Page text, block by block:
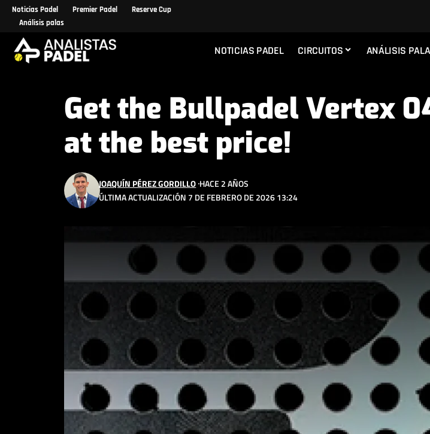
Noticias Padel Premier Padel
Reserve Cup
Análisis palas
NOTICIAS PADEL CIRCUITOS ANÁLISIS
Get the Bullpadel Vertex
at the best price!
ÚLTIMA ACTUALIZACIÓN 7 DE FEBRERO DE 2026 13:24
JOAQUÍN PÉREZ GORDILLO HACE 2 AÑOS